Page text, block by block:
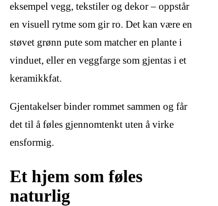
eksempel vegg, tekstiler og dekor – oppstår
en visuell rytme som gir ro. Det kan være en
støvet grønn pute som matcher en plante i
vinduet, eller en veggfarge som gjentas i et
keramikkfat.
Gjentakelser binder rommet sammen og får
det til å føles gjennomtenkt uten å virke
ensformig.
Et hjem som føles
naturlig